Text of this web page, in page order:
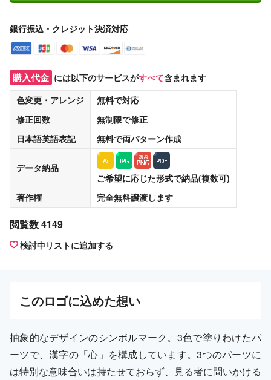
銀行振込・クレジット決済対応
購入代金 には以下のサービスがすべて含まれます
色変更・アレンジ
無料で対応
修正回数
無制限で修正
日本語英語表記
無料で両パターン作成
データ納品
ご希望に応じた形式で納品(複数可)
著作権
完全無料譲渡します
閲覧数 4149
検討中リストに追加する
このロゴに込めた想い
抽象的なデザインのシンボルマーク。3色で塗りわけたパ
ーツで、漢字の「心」を構成しています。3つのパーツに
は特別な意味合いは持たせておらず、見る者に問いかける